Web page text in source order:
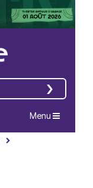
Navigation
Menu